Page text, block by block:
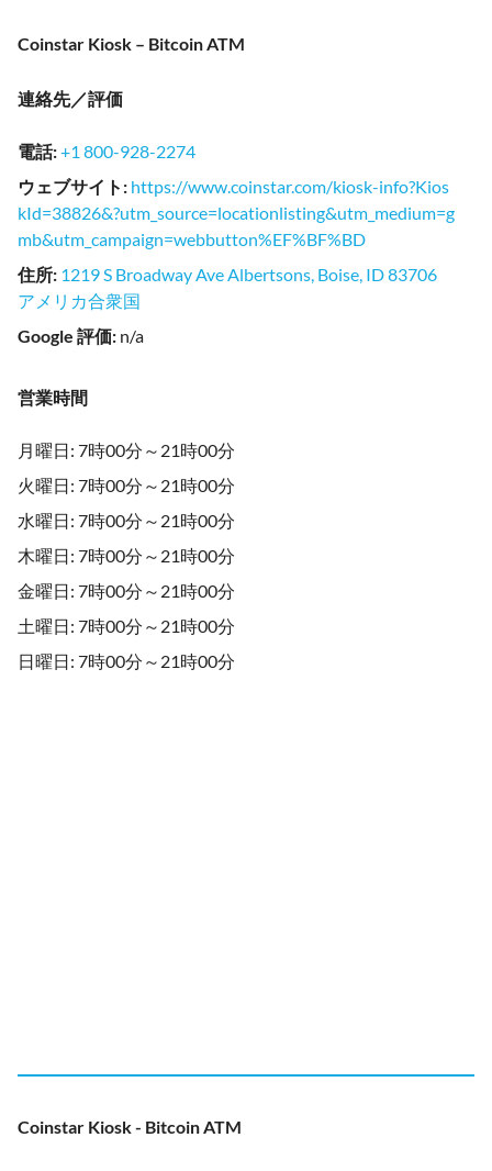
Coinstar Kiosk – Bitcoin ATM
連絡先／評価
電話:+1 800-928-2274
ウェブサイト : https://www.coinstar.com/kiosk-info?Kios
kId=38826&?utm_source=locationlisting&utm_medium=g
mb&utm_campaign=webbutton%EF%BF%BD
住所: 1219 S Broadway Ave Albertsons, Boise, ID 83706
アメリカ合衆国
Google 評価: n/a
営業時間
月曜日: 7時00分～21時00分
火曜日: 7時00分～21時00分
水曜日: 7時00分～21時00分
木曜日: 7時00分～21時00分
金曜日: 7時00分～21時00分
土曜日: 7時00分～21時00分
日曜日: 7時00分～21時00分
Coinstar Kiosk - Bitcoin ATM